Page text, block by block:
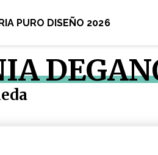
PURO DISEÑO 2026